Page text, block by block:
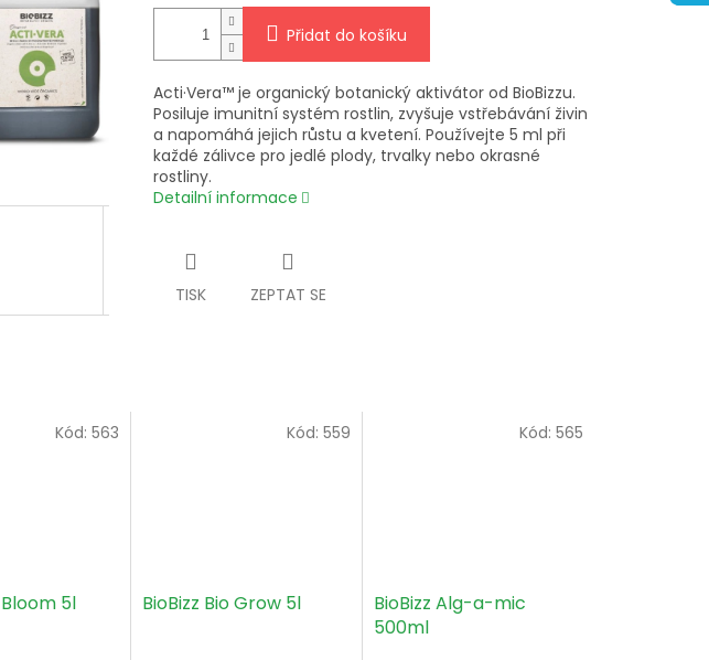
Přidat do košíku
Acti·Vera™ je organický botanický aktivátor od BioBizzu.
Posiluje imunitní systém rostlin, zvyšuje vstřebávání živin
a napomáhá jejich růstu a kvetení. Používejte 5 ml při
každé zálivce pro jedlé plody, trvalky nebo okrasné
rostliny.
Detailní informace
TISK ZEPTAT SE
Bloom 5l
Kód: 563
BioBizz Bio Grow 5l
Kód:559
BioBizz Alg-a-mic
500ml
Kód: 565